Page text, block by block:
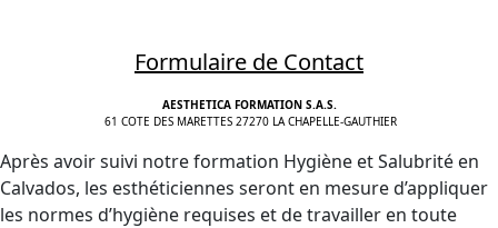
Formulaire de Contact
AESTHETICA FORMATION S.A.S.
61 COTE DES MARETTES 27270 LA CHAPELLE-GAUTHIER
Après avoir suivi notre formation Hygiène et Salubrité en
Calvados, les esthéticiennes seront en mesure d’appliquer
les normes d’hygiène requises et de travailler en toute